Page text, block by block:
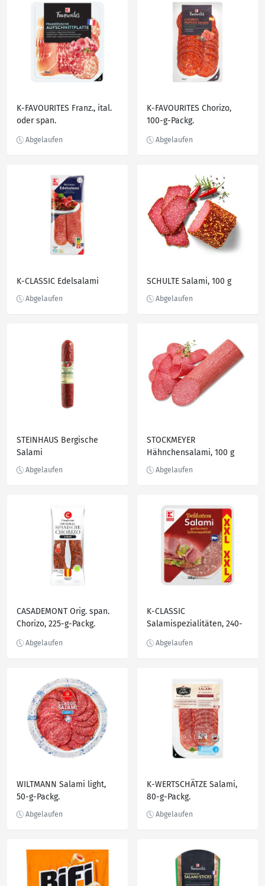
K-FAVOURITES Franz., ital.
oder span.
K-FAVOURITES Chorizo,
100-g-Packg.
K-CLASSIC Edelsalami SCHULTE Salami, 100 g
STEINHAUS Bergische
Salami
STOCKMEYER
Hähnchensalami, 100 g
CASADEMONT Orig. span.
Chorizo, 225-g-Packg.
K-CLASSIC
Salamispezialitäten, 240-
WILTMANN Salami light,
50-g-Packg.
K-WERTSCHÄTZE Salami,
80-g-Packg.